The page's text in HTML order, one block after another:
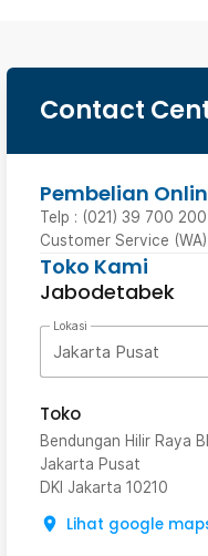
Contact
Pembelian
Telp : (021) 39 700 200
Customer Service (WA)
Toko Kami
Jabodetabek
Lokasi
Jakarta Pusat
Toko
Bendungan Hilir Raya
Jakarta Pusat
DKI Jakarta 10210
Lihat google